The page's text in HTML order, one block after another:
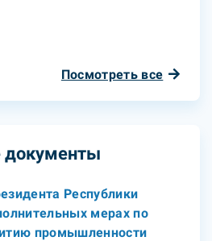
Посмотреть все
Республики
мерах по
промышленности